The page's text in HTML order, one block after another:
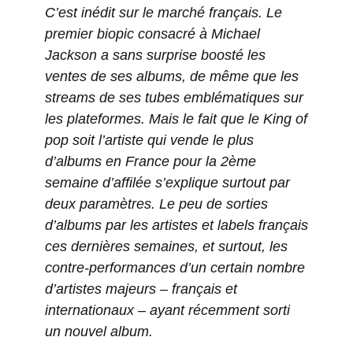
C’est inédit sur le marché français. Le
premier biopic consacré à Michael
Jackson a sans surprise boosté les
ventes de ses albums, de même que les
streams de ses tubes emblématiques sur
les plateformes. Mais le fait que le King of
pop soit l’artiste qui vende le plus
d’albums en France pour la 2ème
semaine d’affilée s’explique surtout par
deux paramètres. Le peu de sorties
d’albums par les artistes et labels français
ces dernières semaines, et surtout, les
contre-performances d’un certain nombre
d’artistes majeurs – français et
internationaux – ayant récemment sorti
un nouvel album.